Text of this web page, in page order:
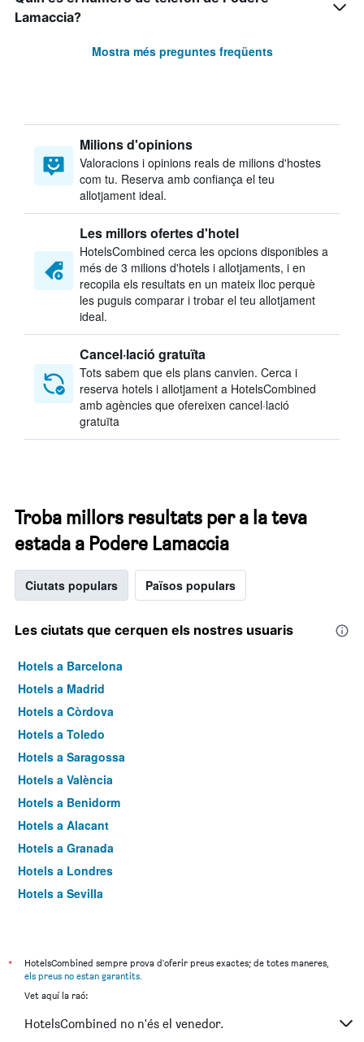
Lamaccia?
Mostra més preguntes freqüents
Milions d'opinions
Valoracions i opinions reals de milions d'hostes
com tu. Reserva amb confiança el teu
allotjament ideal.
Les millors ofertes d'hotel
HotelsCombined cerca les opcions disponibles a
més de 3 milions d'hotels i allotjaments, i en
recopila els resultats en un mateix lloc perquè
les puguis comparar i trobar el teu allotjament
ideal.
Cancel·lació gratuïta
Tots sabem que els plans canvien. Cerca i
reserva hotels i allotjament a HotelsCombined
amb agències que ofereixen cancel·lació
gratuïta
Troba millors resultats per a la teva
estada a Podere Lamaccia
Ciutats populars Països populars
Les ciutats que cerquen els nostres usuaris
Hotels a Barcelona
Hotels a Madrid
Hotels a Còrdova
Hotels a Toledo
Hotels a Saragossa
Hotels a València
Hotels a Benidorm
Hotels a Alacant
Hotels a Granada
Hotels a Londres
Hotels a Sevilla
*
HotelsCombined sempre prova d'oferir preus exactes; de totes maneres,
els preus no estan garantits.
Vet aquí la raó:
HotelsCombined no n'és el venedor.